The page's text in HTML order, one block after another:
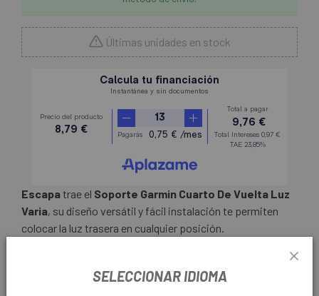
Últimas unidades en stock
Escapatrae el Soporte Garmin Cuarto De Vuelta Luz
Varia, su diseño versátil y fácil instalación te permiten
colocar la luz trasera en cualquier posición.
SELECCIONAR IDIOMA